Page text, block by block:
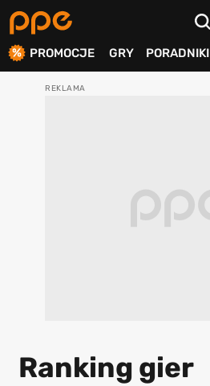
PROMOCJE GRY PORADNIKI
Ranking gier